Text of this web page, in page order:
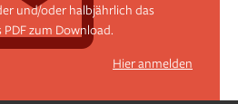
und/oder halbjährlich das
zum Download.
Hier anmelden